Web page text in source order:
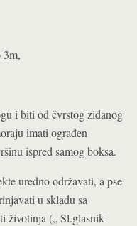
i biti od čvrstog zidanog
imati ograđen
ispred samog boksa.
uredno održavati, a pse
u skladu sa
životinja („ Sl.glasnik